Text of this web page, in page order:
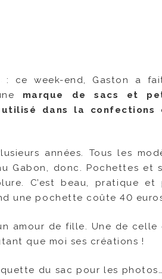
: ce week-end, Gaston a
marque de sacs et
dans la confections
années. Tous les
Gabon, donc. Pochettes et
C’est beau, pratique et
une pochette coûte 40
amour de fille. Une de celle
que moi ses créations !
du sac pour les